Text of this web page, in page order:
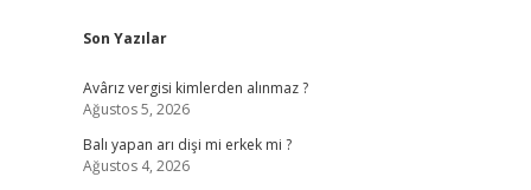
Sidebar
Son Yazılar
Avârız vergisi kimlerden alınmaz ?
Ağustos 5, 2026
Balı yapan arı dişi mi erkek mi ?
Ağustos 4, 2026